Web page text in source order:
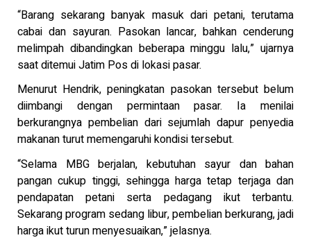
“Barang sekarang banyak masuk dari petani, terutama
cabai dan sayuran. Pasokan lancar, bahkan cenderung
melimpah dibandingkan beberapa minggu lalu,” ujarnya
saat ditemui Jatim Pos di lokasi pasar.
Menurut Hendrik, peningkatan pasokan tersebut belum
diimbangi dengan permintaan pasar. Ia menilai
berkurangnya pembelian dari sejumlah dapur penyedia
makanan turut memengaruhi kondisi tersebut.
“Selama MBG berjalan, kebutuhan sayur dan bahan
pangan cukup tinggi, sehingga harga tetap terjaga dan
pendapatan petani serta pedagang ikut terbantu.
Sekarang program sedang libur, pembelian berkurang, jadi
harga ikut turun menyesuaikan,” jelasnya.